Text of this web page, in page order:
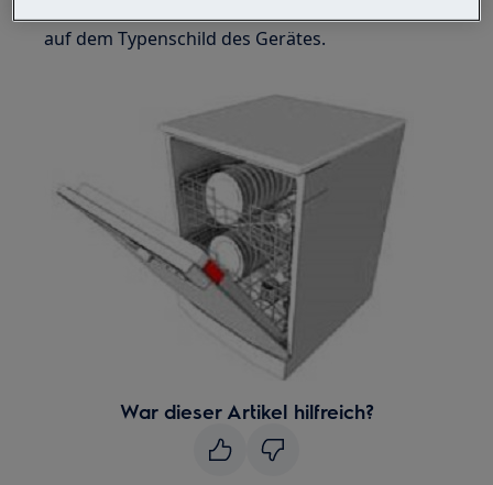
auf dem Typenschild des Gerätes.
War dieser Artikel hilfreich?